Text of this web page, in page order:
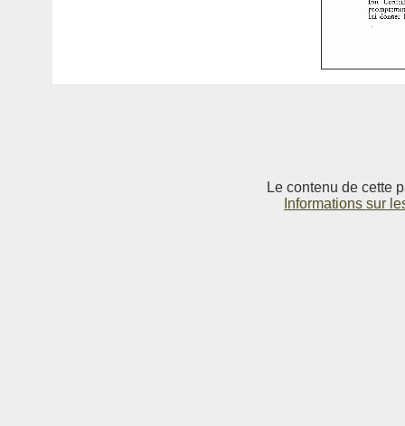
Le contenu de cette
Informations sur